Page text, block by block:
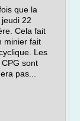
que la
22
Cela fait
minier fait
Les
sont
pas...